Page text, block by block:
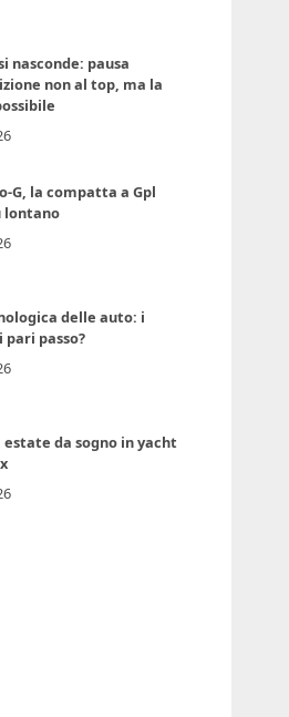
nasconde: pausa
non al top, ma la
G, la compatta a Gpl
lontano
delle auto: i
pari passo?
da sogno in yacht